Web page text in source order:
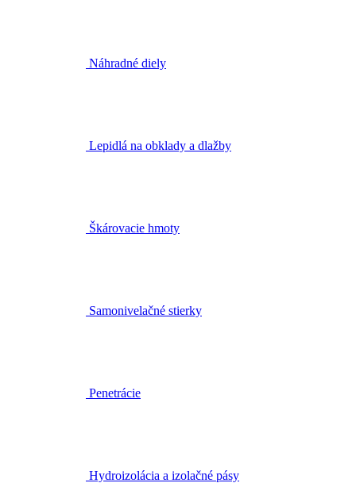
Náhradné diely
Lepidlá na obklady a dlažby
Škárovacie hmoty
Samonivelačné stierky
Penetrácie
Hydroizolácia a izolačné pásy